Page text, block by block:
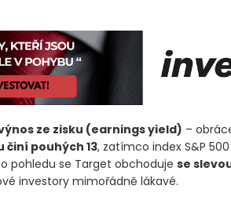
ze zisku (earnings yield) –
činí pouhých 13, zatímco index S&P
pohledu se Target obchoduje se
investory mimořádně lákavé.